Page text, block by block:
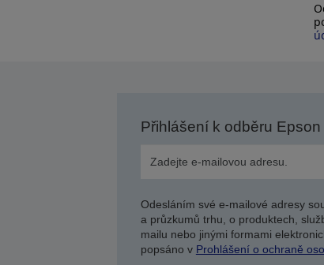
Přihlášení k odběru
Odesláním své e-mailové adresy
a průzkumů trhu, o produktech,
mailu nebo jinými formami
popsáno v Prohlášení o ochraně